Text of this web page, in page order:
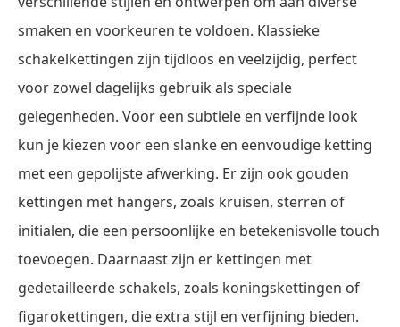
smaken en voorkeuren te voldoen. Klassieke
schakelkettingen zijn tijdloos en veelzijdig, perfect
voor zowel dagelijks gebruik als speciale
gelegenheden. Voor een subtiele en verfijnde look
kun je kiezen voor een slanke en eenvoudige ketting
met een gepolijste afwerking. Er zijn ook gouden
kettingen met hangers, zoals kruisen, sterren of
initialen, die een persoonlijke en betekenisvolle touch
toevoegen. Daarnaast zijn er kettingen met
gedetailleerde schakels, zoals koningskettingen of
figarokettingen, die extra stijl en verfijning bieden.